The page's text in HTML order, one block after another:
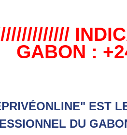
GABON :
EST
DU